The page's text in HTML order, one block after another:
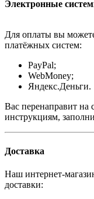
Электронные
Для оплаты вы
платёжных систем:
PayPal;
WebMoney;
Яндекс.Деньги.
Вас перенаправит на
инструкциям,
Доставка
Наш интернет-
доставки: